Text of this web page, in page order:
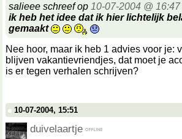
salieee schreef op 10-07-2004 @ 16:47
ik heb het idee dat ik hier lichtelijk
gemaakt
Nee hoor, maar ik heb 1 advies voor je:
blijven vakantievriendjes, dat moet je
is er tegen verhalen schrijven?
10-07-2004, 15:51
duivelaartje